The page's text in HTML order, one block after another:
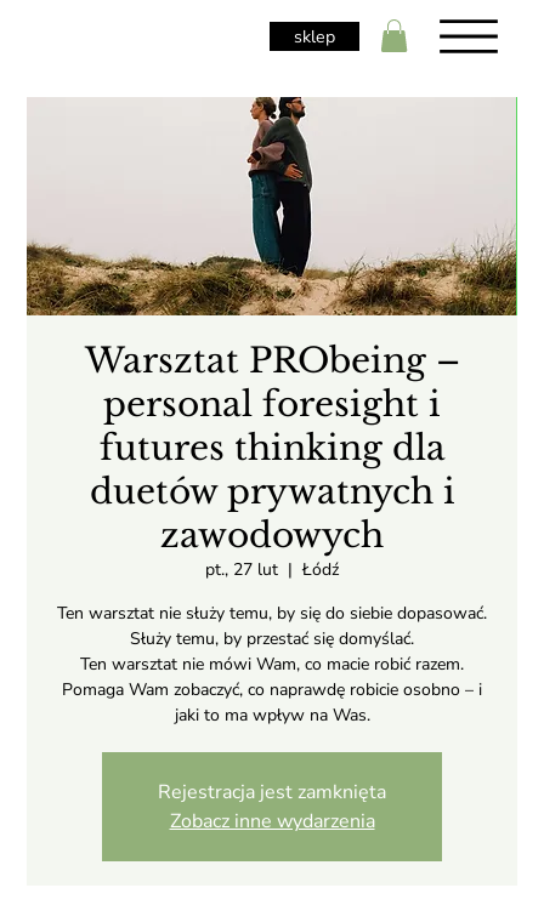
sklep
Warsztat PRObeing –
personal foresight i
futures thinking dla
duetów prywatnych i
zawodowych
pt., 27 lut
  |
Łódź
Ten warsztat nie służy temu, by się do siebie dopasować.
Służy temu, by przestać się domyślać.
Ten warsztat nie mówi Wam, co macie robić razem.
Pomaga Wam zobaczyć, co naprawdę robicie osobno – i
jaki to ma wpływ na Was.
Rejestracja jest zamknięta
Zobacz inne wydarzenia